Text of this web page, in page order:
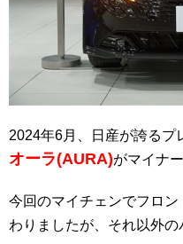
2024年6月、日産が誇るプ
オーラ(AURA)がマイナ
今回のマイチェンでフロ
わりましたが、それ以外